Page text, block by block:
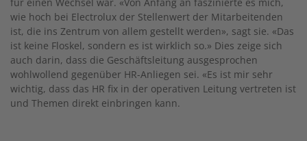
wie hoch bei Electrolux der Stellenwert der Mitarbeitenden
ist, die ins Zentrum von allem ge­stellt werden», sagt sie. «Das
ist keine Floskel, sondern es ist wirklich so.» Dies zeige sich
auch darin, dass die Geschäftsleitung ausgesprochen
wohlwollend gegenüber HR-Anliegen sei. «Es ist mir sehr
wichtig, dass das HR fix in der operativen Leitung vertreten ist
und Themen direkt einbringen kann.